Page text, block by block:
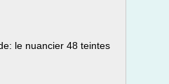
le nuancier 48 teintes